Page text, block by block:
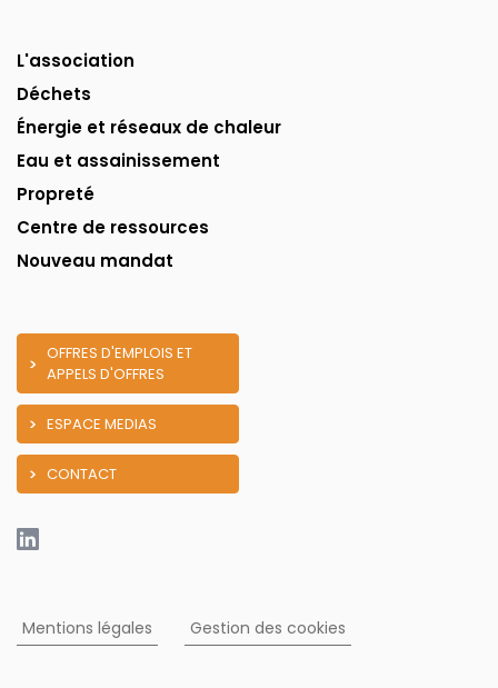
L'association
Déchets
Énergie et réseaux de chaleur
Eau et assainissement
Propreté
Centre de ressources
Nouveau mandat
OFFRES D'EMPLOIS ET
APPELS D'OFFRES
ESPACE MEDIAS
CONTACT
Mentions légales Gestion des cookies